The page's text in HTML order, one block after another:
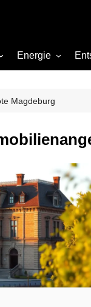
Energie
Gas
Magdeburg